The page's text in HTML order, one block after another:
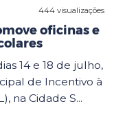
444 visualizações
oficinas e
14 e 18 de julho,
de Incentivo à
na Cidade S...